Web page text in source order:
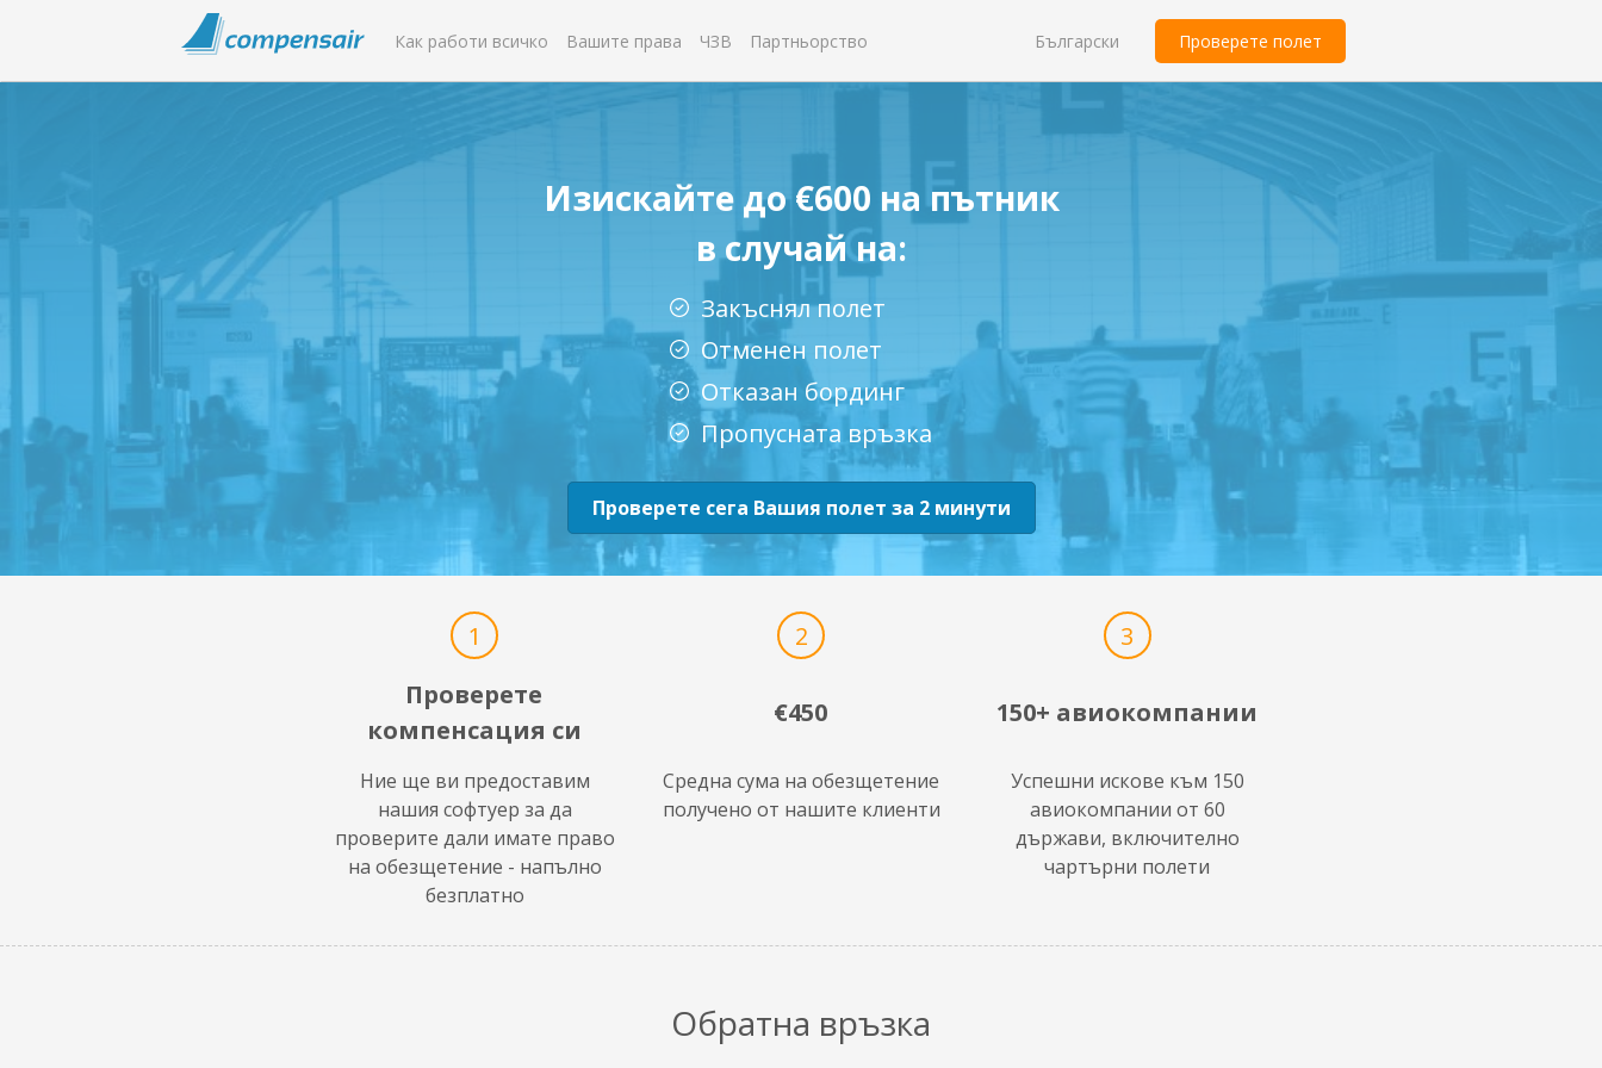
Как работи всичко Вашите права ЧЗВ Партньорство Проверете полет
Български
Изискайте до €600 на пътник
в случай на:
Закъснял полет
Отменен полет
Отказан бординг
Пропусната връзка
Проверете сега Вашия полет за 2 минути
1
Проверете
компенсация си
Ние ще ви предоставим
нашия софтуер за да
проверите дали имате право
на обезщетение - напълно
безплатно
2
€450
Средна сума на обезщетение
получено от нашите клиенти
3
150+ авиокомпании
Успешни искове към 150
авиокомпании от 60
държави, включително
чартърни полети
Обратна връзка